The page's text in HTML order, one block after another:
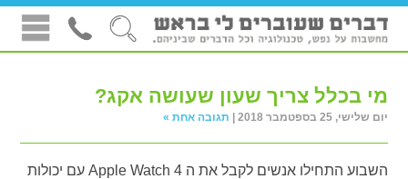
מי בכלל צריך שעון שעושה אקג?
יום שלישי, 25 בספטמבר 2018 | תגובה אחת »
השבוע התחילו אנשים לקבל את ה Apple Watch 4 עם יכולות